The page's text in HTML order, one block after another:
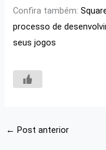
Confira também:
processo de
seus jogos
← Post anterior